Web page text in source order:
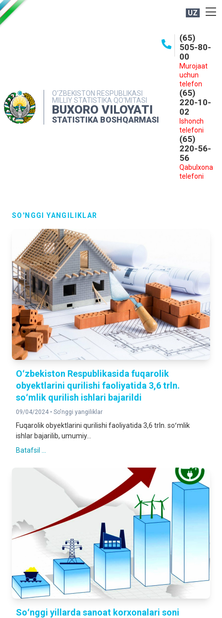
UZ
O‘ZBEKISTON RESPUBLIKASI
MILLIY STATISTIKA QO‘MITASI
BUXORO VILOYATI
STATISTIKA BOSHQARMASI
(65)
505-80-
00
Murojaat
uchun
telefon
(65)
220-10-
02
Ishonch
telefoni
(65)
220-56-
56
Qabulxona
telefoni
MATBUOT XIZMATI
MUROJAATLAR
SO'NGGI YANGILIKLAR
Oʻzbekiston Respublikasida fuqarolik
obyektlarini qurilishi faoliyatida 3,6 trln.
soʻmlik qurilish ishlari bajarildi
09/04/2024 • So'nggi yangiliklar
Fuqarolik obyektlarini qurilishi faoliyatida 3,6 trln. soʻmlik
ishlar bajarilib, umumiy...
Batafsil ...
Soʻnggi yillarda sanoat korxonalari soni